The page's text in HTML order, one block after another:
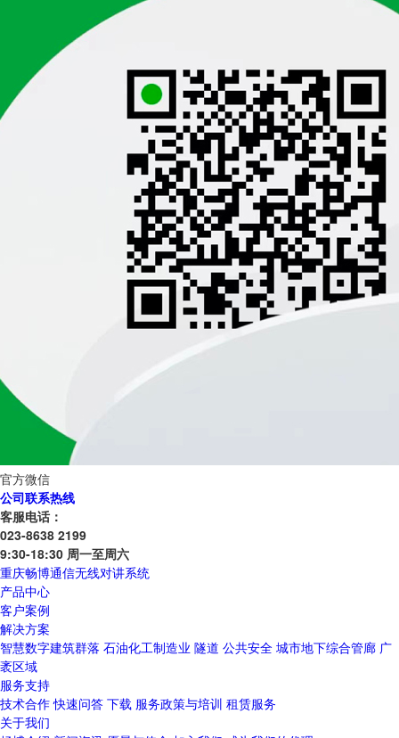
官方微信
公司联系热线
客服电话：
023-8638 2199
9:30-18:30 周一至周六
重庆畅博通信无线对讲系统
产品中心
客户案例
解决方案
智慧数字建筑群落 石油化工制造业 隧道 公共安全 城市地下综合管廊 广
袤区域
服务支持
技术合作 快速问答 下载 服务政策与培训 租赁服务
关于我们